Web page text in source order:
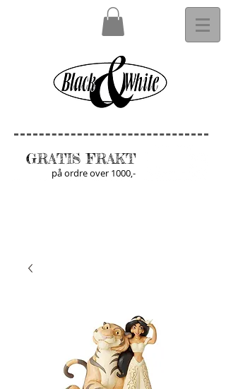
GRATIS FRAKT
på ordre over 1000,-